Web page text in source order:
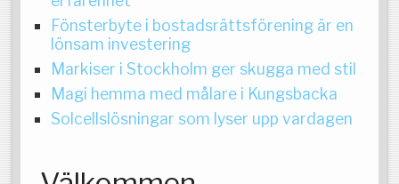
Fönsterbyte i bostadsrättsförening är en
lönsam investering
Markiser i Stockholm ger skugga med stil
Magi hemma med målare i Kungsbacka
Solcellslösningar som lyser upp vardagen